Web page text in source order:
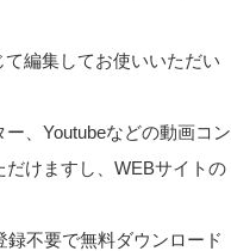
編集してお使いいただい
、Youtubeなどの動画コン
けますし、WEBサイトの
不要で無料ダウンロード